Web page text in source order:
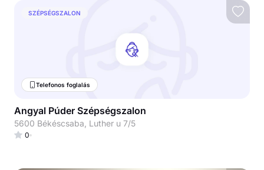
SZÉPSÉGSZALON
Telefonos foglalás
Angyal Púder Szépségszalon
5600 Békéscsaba, Luther u 7/5
0